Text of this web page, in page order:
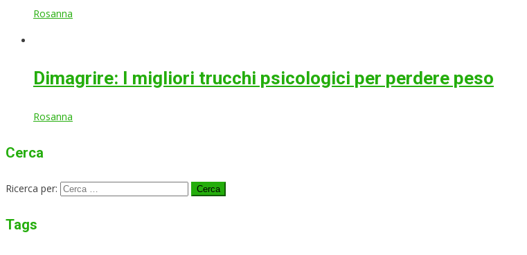
Rosanna
Dimagrire: I migliori trucchi psicologici per perdere peso
Rosanna
Cerca
Ricerca per:
Tags